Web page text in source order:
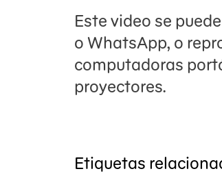
Este video se
o WhatsApp, o
computadoras
proyectores.
Etiquetas